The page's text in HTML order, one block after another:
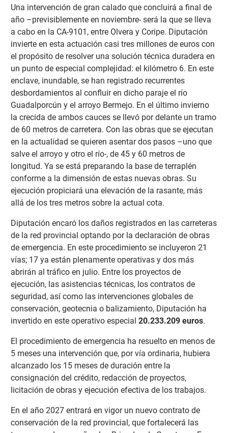
Una intervención de gran calado que concluirá a final de
año –previsiblemente en noviembre- será la que se lleva
a cabo en la CA-9101, entre Olvera y Coripe. Diputación
invierte en esta actuación casi tres millones de euros con
el propósito de resolver una solución técnica duradera en
un punto de especial complejidad: el kilómetro 6. En este
enclave, inundable, se han registrado recurrentes
desbordamientos al confluir en dicho paraje el río
Guadalporcún y el arroyo Bermejo. En el último invierno
la crecida de ambos cauces se llevó por delante un tramo
de 60 metros de carretera. Con las obras que se ejecutan
en la actualidad se quieren asentar dos pasos –uno que
salve el arroyo y otro el río-, de 45 y 60 metros de
longitud. Ya se está preparando la base de terraplén
conforme a la dimensión de estas nuevas obras. Su
ejecución propiciará una elevación de la rasante, más
allá de los tres metros sobre la actual cota.
Diputación encaró los daños registrados en las carreteras
de la red provincial optando por la declaración de obras
de emergencia. En este procedimiento se incluyeron 21
vías; 17 ya están plenamente operativas y dos más
abrirán al tráfico en julio. Entre los proyectos de
ejecución, las asistencias técnicas, los contratos de
seguridad, así como las intervenciones globales de
conservación, geotecnia o balizamiento, Diputación ha
invertido en este operativo especial 20.233.209 euros.
El procedimiento de emergencia ha resuelto en menos de
5 meses una intervención que, por vía ordinaria, hubiera
alcanzado los 15 meses de duración entre la
consignación del crédito, redacción de proyectos,
licitación de obras y ejecución efectiva de los trabajos.
En el año 2027 entrará en vigor un nuevo contrato de
conservación de la red provincial, que fortalecerá las